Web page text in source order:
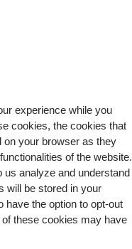
experience while you
cookies, the cookies that
your browser as they
of the website.
us analyze and understand
will be stored in your
have the option to opt-out
these cookies may have